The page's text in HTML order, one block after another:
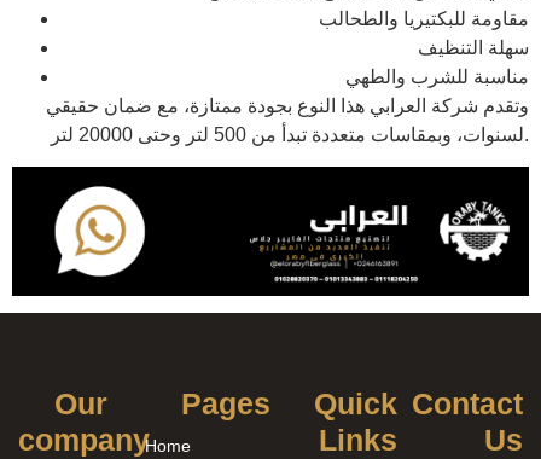
مقاومة للبكتيريا والطحالب
سهلة التنظيف
مناسبة للشرب والطهي
وتقدم شركة العرابي هذا النوع بجودة ممتازة، مع ضمان حقيقي
لسنوات، وبمقاسات متعددة تبدأ من 500 لتر وحتى 20000 لتر.
Our
company
Pages
Home
Quick
Links
Contact
Us